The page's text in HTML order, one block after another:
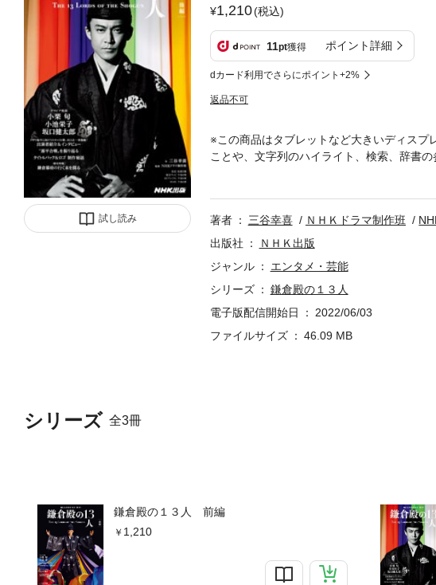
試し読み
1,210(税込)
11pt獲得 ポイント詳細
dカード利用でさらにポイント+2%
返品不可
シリーズ 全3冊
鎌倉殿の１３人 前編
1,210
※この商品はタブレットなど大きいディスプ
ことや、文字列のハイライト、検索、辞書
ト群像劇、大好評大河ドラマのガイドブッ
迷の度合いを増していく。幕府を支えるた
たちの命運やいかに。続々と加わる新たな
戦シーンの振り返り企画、歴史的な背景が
レイバックなど、多角的に「鎌倉殿の13人
レゼントページほか、一部収録していないコ
著者 三谷幸喜 ＮＨＫドラマ制作班
出版社
ＮＨＫ出版
ジャンル
エンタメ・芸能
シリーズ
鎌倉殿の１３人
電子版配信開始日
2022/06/03
ファイルサイズ
46.09 MB